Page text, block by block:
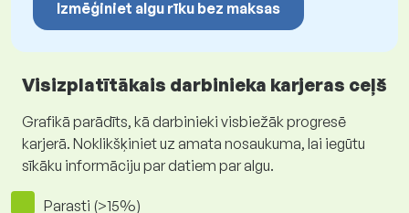
Izmēģiniet algu rīku bez maksas
Visizplatītākais darbinieka karjeras ceļš
Grafikā parādīts, kā darbinieki visbiežāk progresē
karjerā. Noklikšķiniet uz amata nosaukuma, lai iegūtu
sīkāku informāciju par datiem par algu.
Parasti (>15%)